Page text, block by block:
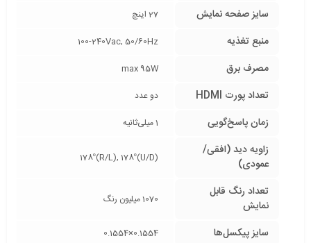
سایز صفحه نمایش 27 اینچ
منبع تغذیه 100-240Vac, 50/60Hz
مصرف برق max 95W
تعداد پورت HDMI دو عدد
زمان پاسخ‌گویی 1 میلی‌ثانیه
زاویه دید (افقی/
عمودی)
178º(R/L), 178º(U/D)
تعداد رنگ قابل
نمایش
1070 میلیون رنگ
سایز پیکسل‌ها 0.1554×0.1554